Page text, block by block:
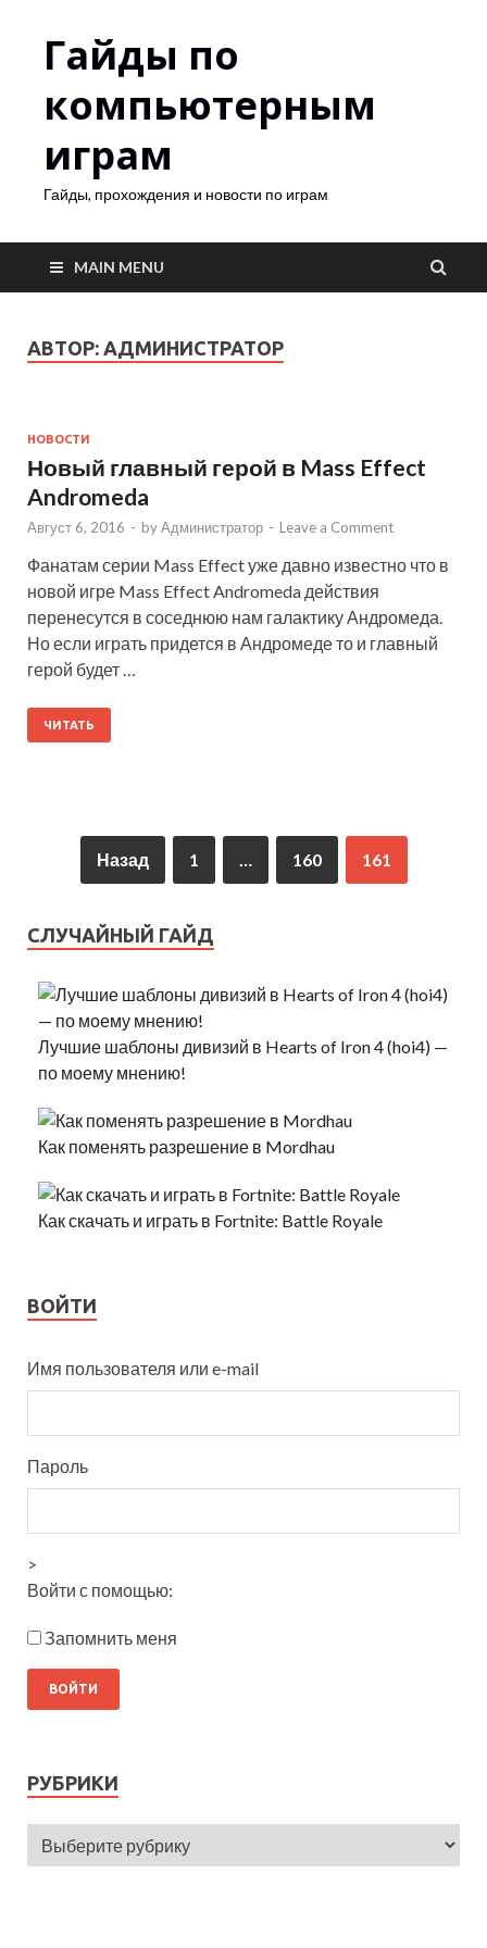
Гайды по
компьютерным
играм
Гайды, прохождения и новости по играм
MAIN MENU
АВТОР: АДМИНИСТРАТОР
НОВОСТИ
Новый главный герой в Mass Effect
Andromeda
Август 6, 2016 - byАдминистратор - Leave a Comment
Фанатам серии Mass Effect уже давно известно что в
новой игре Mass Effect Andromeda действия
перенесутся в соседнюю нам галактику Андромеда.
Но если играть придется в Андромеде то и главный
герой будет …
ЧИТАТЬ
Назад 1 160 161
СЛУЧАЙНЫЙ ГАЙД
Лучшие шаблоны дивизий в Hearts of Iron 4 (hoi4) —
по моему мнению!
Как поменять разрешение в Mordhau
Как скачать и играть в Fortnite: Battle Royale
ВОЙТИ
Имя пользователя или e-mail
Пароль
>
Войти с помощью:
Запомнить меня
РУБРИКИ